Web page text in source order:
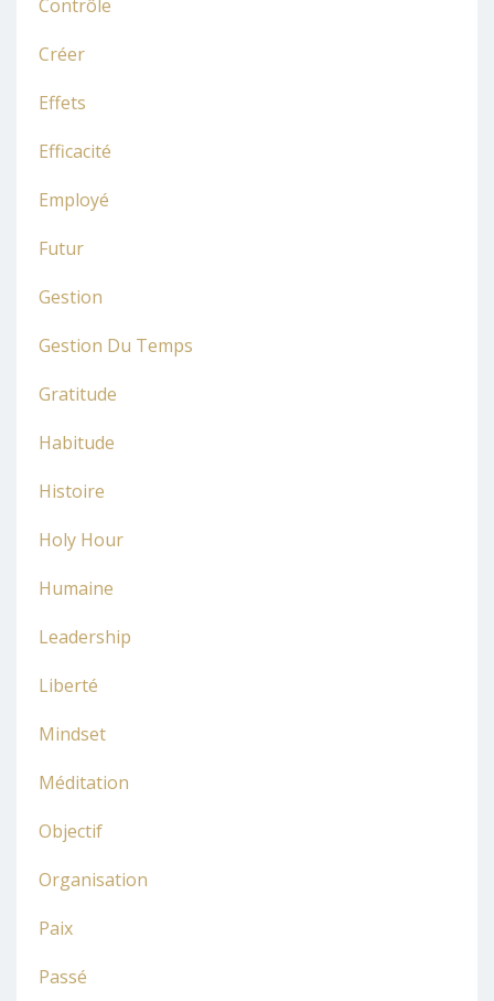
Contrôle
Créer
Effets
Efficacité
Employé
Futur
Gestion
Gestion Du Temps
Gratitude
Habitude
Histoire
Holy Hour
Humaine
Leadership
Liberté
Mindset
Méditation
Objectif
Organisation
Paix
Passé